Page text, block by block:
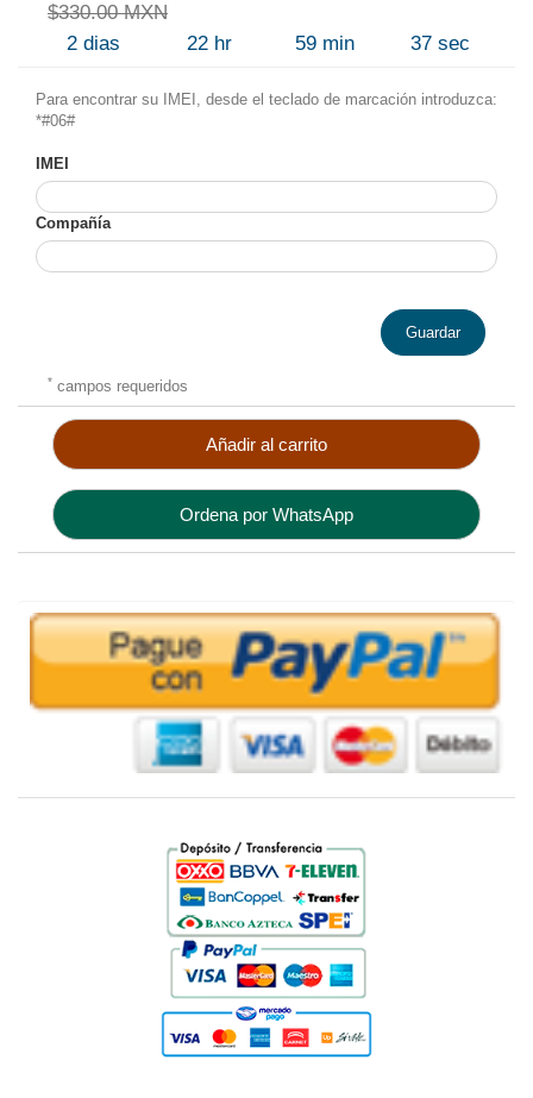
$330.00 MXN
2 dias 22 hr 59 min 37 sec
Para encontrar su IMEI, desde el teclado de marcación introduzca:
*#06#
IMEI
Compañía
Guardar
* campos requeridos
Añadir al carrito
Ordena por WhatsApp